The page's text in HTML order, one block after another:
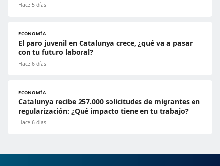
Hace 5 días
ECONOMÍA
El paro juvenil en Catalunya crece, ¿qué va a pasar
con tu futuro laboral?
Hace 6 días
ECONOMÍA
Catalunya recibe 257.000 solicitudes de migrantes en
regularización: ¿Qué impacto tiene en tu trabajo?
Hace 6 días